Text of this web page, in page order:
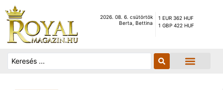
2026. 08. 6. csütörtök
Berta, Bettina
1 EUR 362 HUF
1 GBP 422 HUF